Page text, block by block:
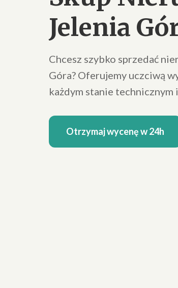
Jelenia
Chcesz szybko sprzedać
Góra? Oferujemy uczciwą
każdym stanie technicznym
Otrzymaj wycenę w 24h